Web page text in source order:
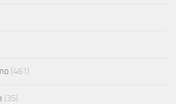
(461)
(35)